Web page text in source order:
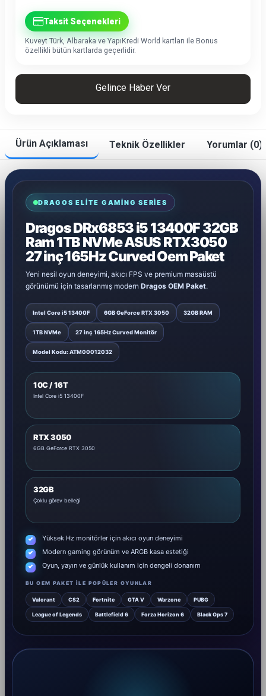
Taksit Seçenekleri
Kuveyt Türk, Albaraka ve YapıKredi World kartları ile Bonus
özellikli bütün kartlarda geçerlidir.
Gelince Haber Ver
Ürün Açıklaması Teknik Özellikler Yorumlar (0)
DRAGOS ELITE GAMING SERIES
Dragos DRx6853 i5 13400F 32GB
Ram 1TB NVMe ASUS RTX3050
27 inç 165Hz Curved Oem Paket
Yeni nesil oyun deneyimi, akıcı FPS ve premium masaüstü
görünümü için tasarlanmış modern Dragos OEM Paket.
Intel Core i5 13400F 6GB GeForce RTX 3050 32GB RAM
1TB NVMe 27 inç 165Hz Curved Monitör
Model Kodu: ATM00012032
10C / 16T
Intel Core i5 13400F
RTX 3050
6GB GeForce RTX 3050
32GB
Çoklu görev belleği
Yüksek Hz monitörler için akıcı oyun deneyimi
Modern gaming görünüm ve ARGB kasa estetiği
Oyun, yayın ve günlük kullanım için dengeli donanım
BU OEM PAKET ILE POPÜLER OYUNLAR
Valorant CS2 Fortnite GTA V Warzone PUBG
League of Legends Battlefield 6 Forza Horizon 6 Black Ops 7